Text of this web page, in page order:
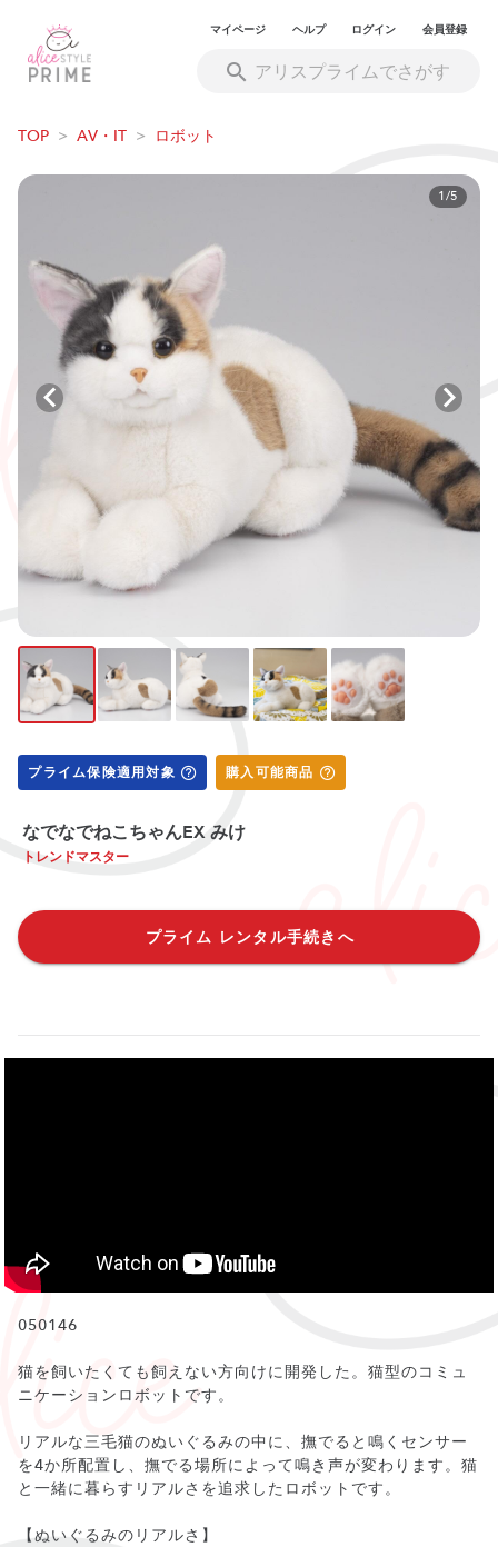
マイページ ヘルプ ログイン 会員登録
TOP > AV・IT > ロボット
1/5
プライム保険適用対象 購入可能商品
なでなでねこちゃんEX みけ
トレンドマスター
プライム レンタル手続きへ
050146
猫を飼いたくても飼えない方向けに開発した。猫型のコミュ
ニケーションロボットです。
リアルな三毛猫のぬいぐるみの中に、撫でると鳴くセンサー
を4か所配置し、撫でる場所によって鳴き声が変わります。猫
と一緒に暮らすリアルさを追求したロボットです。
【ぬいぐるみのリアルさ】